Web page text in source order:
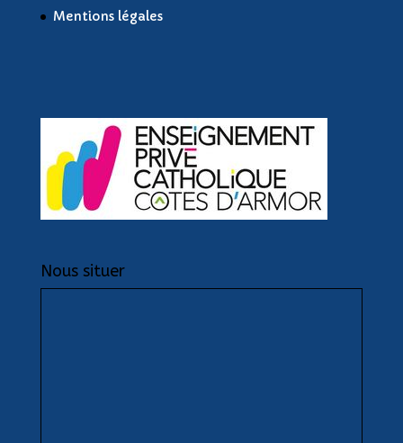
Mentions légales
Nous situer